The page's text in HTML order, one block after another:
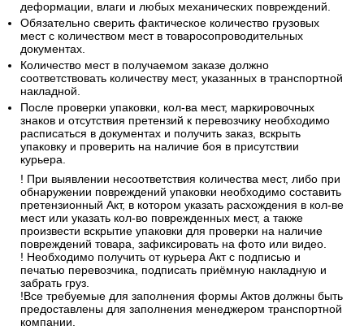
деформации, влаги и любых механических повреждений.
Обязательно сверить фактическое количество грузовых
мест с количеством мест в товаросопроводительных
документах.
Количество мест в получаемом заказе должно
соответствовать количеству мест, указанных в транспортной
накладной.
После проверки упаковки, кол-ва мест, маркировочных
знаков и отсутствия претензий к перевозчику необходимо
расписаться в документах и получить заказ, вскрыть
упаковку и проверить на наличие боя в присутствии
курьера.
! При выявлении несоответствия количества мест, либо при
обнаружении повреждений упаковки необходимо составить
претензионный Акт, в котором указать расхождения в кол-ве
мест или указать кол-во поврежденных мест, а также
произвести вскрытие упаковки для проверки на наличие
повреждений товара, зафиксировать на фото или видео.
! Необходимо получить от курьера Акт с подписью и
печатью перевозчика, подписать приёмную накладную и
забрать груз.
!Все требуемые для заполнения формы Актов должны быть
предоставлены для заполнения менеджером транспортной
компании.